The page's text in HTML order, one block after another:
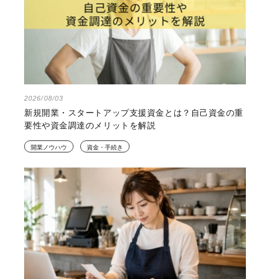
2026/08/03
新規開業・スタートアップ支援資金とは？自己資金の重
要性や資金調達のメリットを解説
開業ノウハウ 資金・手続き